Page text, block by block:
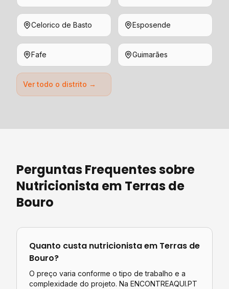
Celorico de Basto Esposende
Fafe Guimarães
Ver todo o distrito →
Perguntas Frequentes sobre
Nutricionista em Terras de
Bouro
Quanto custa nutricionistaem Terras de
Bouro?
O preço varia conforme o tipo de trabalho e a
complexidade do projeto. Na ENCONTREAQUI.PT